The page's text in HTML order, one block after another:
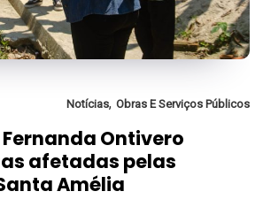
Notícias, Obras E Serviços Públicos
Ontivero
afetadas pelas
Amélia